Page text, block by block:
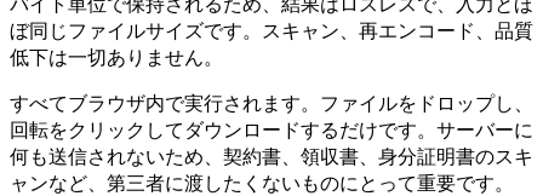
ぼ同じファイルサイズです。スキャン、再エンコード、品質
低下は一切ありません。
すべてブラウザ内で実行されます。ファイルをドロップし、
回転をクリックしてダウンロードするだけです。サーバーに
何も送信されないため、契約書、領収書、身分証明書のスキ
ャンなど、第三者に渡したくないものにとって重要です。